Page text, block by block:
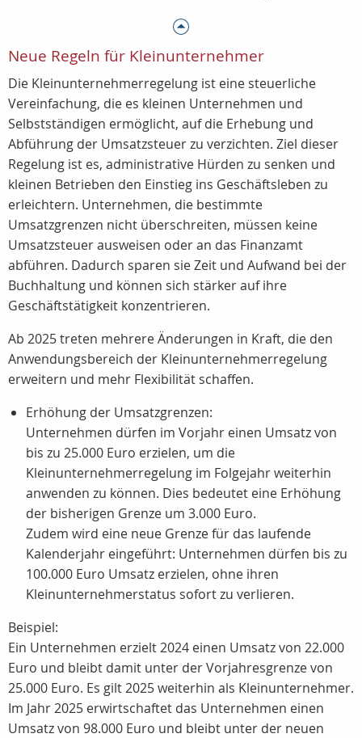
Neue Regeln für Kleinunternehmer
Die Kleinunternehmerregelung ist eine steuerliche
Vereinfachung, die es kleinen Unternehmen und
Selbstständigen ermöglicht, auf die Erhebung und
Abführung der Umsatzsteuer zu verzichten. Ziel dieser
Regelung ist es, administrative Hürden zu senken und
kleinen Betrieben den Einstieg ins Geschäftsleben zu
erleichtern. Unternehmen, die bestimmte
Umsatzgrenzen nicht überschreiten, müssen keine
Umsatzsteuer ausweisen oder an das Finanzamt
abführen. Dadurch sparen sie Zeit und Aufwand bei der
Buchhaltung und können sich stärker auf ihre
Geschäftstätigkeit konzentrieren.
Ab 2025 treten mehrere Änderungen in Kraft, die den
Anwendungsbereich der Kleinunternehmerregelung
erweitern und mehr Flexibilität schaffen.
Erhöhung der Umsatzgrenzen:
Unternehmen dürfen im Vorjahr einen Umsatz von
bis zu 25.000 Euro erzielen, um die
Kleinunternehmerregelung im Folgejahr weiterhin
anwenden zu können. Dies bedeutet eine Erhöhung
der bisherigen Grenze um 3.000 Euro.
Zudem wird eine neue Grenze für das laufende
Kalenderjahr eingeführt: Unternehmen dürfen bis zu
100.000 Euro Umsatz erzielen, ohne ihren
Kleinunternehmerstatus sofort zu verlieren.
Beispiel:
Ein Unternehmen erzielt 2024 einen Umsatz von 22.000
Euro und bleibt damit unter der Vorjahresgrenze von
25.000 Euro. Es gilt 2025 weiterhin als Kleinunternehmer.
Im Jahr 2025 erwirtschaftet das Unternehmen einen
Umsatz von 98.000 Euro und bleibt unter der neuen